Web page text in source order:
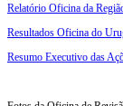
Relatório Oficina da
Resultados Oficina do
Resumo Executivo das